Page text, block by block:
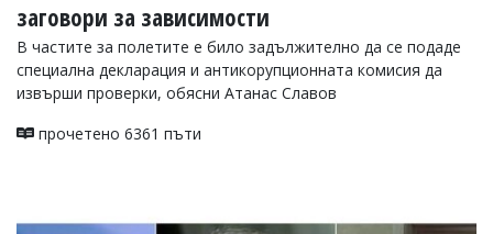
заговори за зависимости
В частите за полетите е било задължително да се подаде
специална декларация и антикорупционната комисия да
извърши проверки, обясни Атанас Славов
прочетено 6361 пъти